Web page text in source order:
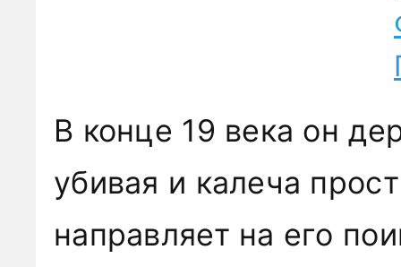
В конце 19 века он
убивая и калеча
направляет на его